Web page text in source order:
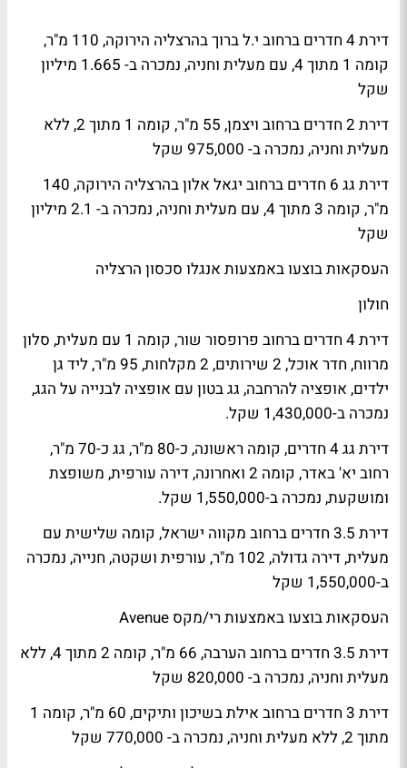
דירת 4 חדרים ברחוב י.ל ברוך בהרצליה הירוקה, 110 מ"ר,
קומה 1 מתוך 4, עם מעלית וחניה, נמכרה ב- 1.665 מיליון
שקל
דירת 2 חדרים ברחוב ויצמן, 55 מ"ר, קומה 1 מתוך 2, ללא
מעלית וחניה, נמכרה ב- 975,000 שקל
דירת גג 6 חדרים ברחוב יגאל אלון בהרצליה הירוקה, 140
מ"ר, קומה 3 מתוך 4, עם מעלית וחניה, נמכרה ב- 2.1 מיליון
שקל
העסקאות בוצעו באמצעות אנגלו סכסון הרצליה
חולון
דירת 4 חדרים ברחוב פרופסור שור, קומה 1 עם מעלית, סלון
מרווח, חדר אוכל, 2 שירותים, 2 מקלחות, 95 מ"ר, ליד גן
ילדים, אופציה להרחבה, גג בטון עם אופציה לבנייה על הגג,
נמכרה ב-1,430,000 שקל.
דירת גג 4 חדרים, קומה ראשונה, כ-80 מ"ר, גג כ-70 מ"ר,
רחוב יא' באדר, קומה 2 ואחרונה, דירה עורפית, משופצת
ומושקעת, נמכרה ב-1,550,000 שקל.
דירת 3.5 חדרים ברחוב מקווה ישראל, קומה שלישית עם
מעלית, דירה גדולה, 102 מ"ר, עורפית ושקטה, חנייה, נמכרה
ב-1,550,000 שקל
העסקאות בוצעו באמצעות רי/מקס Avenue
דירת 3.5 חדרים ברחוב הערבה, 66 מ"ר, קומה 2 מתוך 4, ללא
מעלית וחניה, נמכרה ב- 820,000 שקל
דירת 3 חדרים ברחוב אילת בשיכון ותיקים, 60 מ"ר, קומה 1
מתוך 2, ללא מעלית וחניה, נמכרה ב- 770,000 שקל